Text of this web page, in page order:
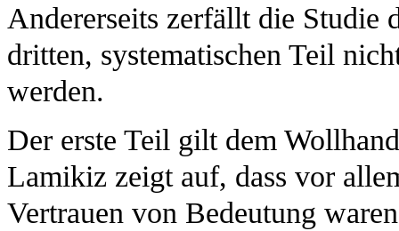
Andererseits zerfällt die Studie
dritten, systematischen Teil
werden.
Der erste Teil gilt dem
Lamikiz zeigt auf, dass vor
Vertrauen von Bedeutung